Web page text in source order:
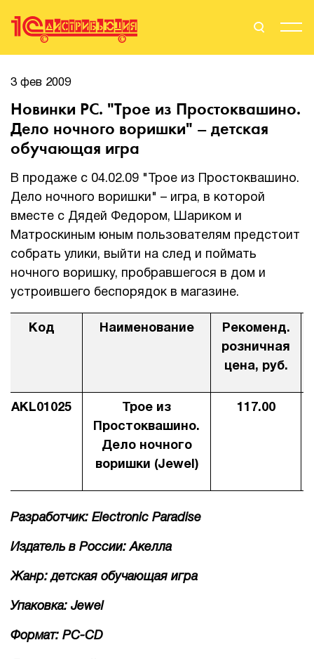
Поиск
Стать Партнером
О нас
Вендоры
Партнерам
События
3 фев 2009
Новинки PC. "Трое из Простоквашино.
Дело ночного воришки" – детская
обучающая игра
В продаже с 04.02.09 "Трое из Простоквашино.
Дело ночного воришки" – игра, в которой
вместе с Дядей Федором, Шариком и
Матроскиным юным пользователям предстоит
собрать улики, выйти на след и поймать
ночного воришку, пробравшегося в дом и
устроившего беспорядок в магазине.
Код Наименование
Рекоменд.
розничная
цена, руб.
AKL01025
Трое из
Простоквашино.
Дело ночного
воришки (Jewel)
117.00
Разработчик: Electronic Paradise
Издатель в России: Акелла
Жанр: детская обучающая игра
Упаковка: Jewel
Формат: PC-CD